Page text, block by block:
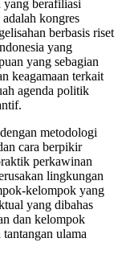
yang berafiliasi
kongres
berbasis riset
yang
yang sebagian
keagamaan terkait
agenda politik
metodologi
cara berpikir
perkawinan
lingkungan
kelompok yang
yang dibahas
dan kelompok
ulama